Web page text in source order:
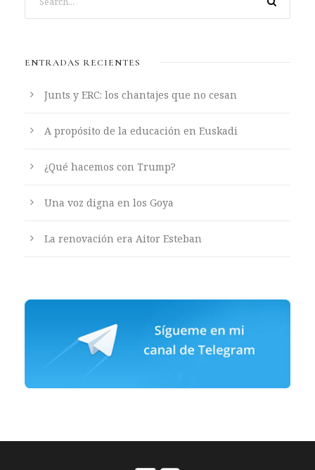
ENTRADAS RECIENTES
Junts y ERC: los chantajes que no cesan
A propósito de la educación en Euskadi
¿Qué hacemos con Trump?
Una voz digna en los Goya
La renovación era Aitor Esteban